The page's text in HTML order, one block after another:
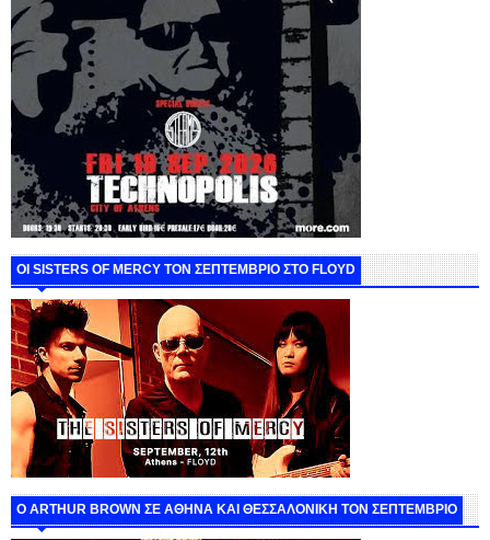
ΟΙ SISTERS OF MERCY ΤΟΝ ΣΕΠΤΕΜΒΡΙΟ ΣΤΟ FLOYD
O ARTHUR BROWN ΣΕ ΑΘΗΝΑ ΚΑΙ ΘΕΣΣΑΛΟΝΙΚΗ ΤΟΝ ΣΕΠΤΕΜΒΡΙΟ